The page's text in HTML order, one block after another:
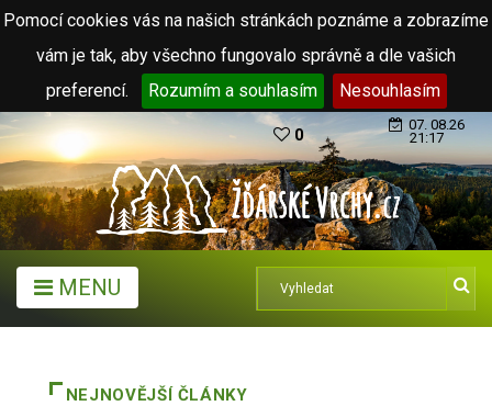
Pomocí cookies vás na našich stránkách poznáme a zobrazíme
vám je tak, aby všechno fungovalo správně a dle vašich
preferencí.
Rozumím a souhlasím Nesouhlasím
0
07. 08.26
21:17
MENU
NEJNOVĚJŠÍ ČLÁNKY